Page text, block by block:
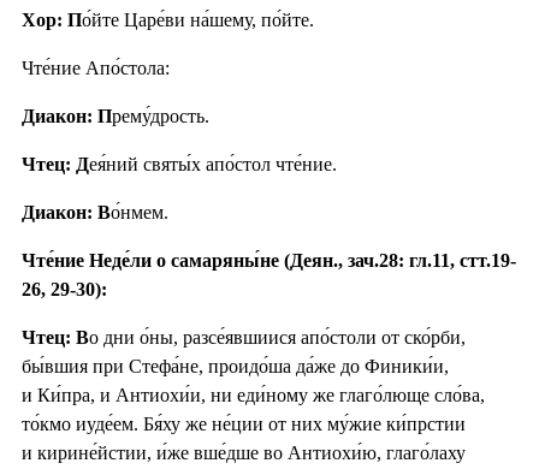
Хор: По́йте Царе́ви на́шему, по́йте.
Чте́ние Апо́стола:
Диакон: Прему́дрость.
Чтец: Дея́ний святы́х апо́стол чте́ние.
Диакон: Во́нмем.
Чте́ние Неде́ли о самаряны́не (Деян., зач.28: гл.11, стт.19-
26, 29-30):
Чтец: Во дни о́ны, разсе́явшиися апо́столи от ско́рби,
бы́вшия при Стефа́не, проидо́ша да́же до Финики́и,
и Ки́пра, и Антиохи́и, ни еди́ному же глаго́люще сло́ва,
то́кмо иуде́ем. Бя́ху же не́ции от них му́жие ки́прстии
и кирине́йстии, и́же вше́дше во Антиохи́ю, глаго́лаху